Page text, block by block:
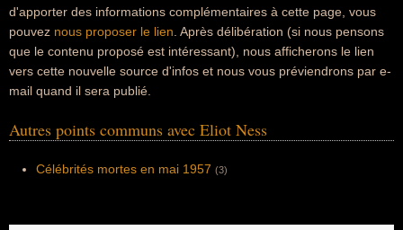
d'apporter des informations complémentaires à cette page, vous
pouvez nous proposer le lien . Après délibération (si nous pensons
que le contenu proposé est intéressant), nous afficherons le lien
vers cette nouvelle source d'infos et nous vous préviendrons par e-
mail quand il sera publié.
Autres points communs avec Eliot Ness
Célébrités mortes en mai 1957 (3)